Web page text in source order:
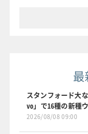
スタンフォード大
vo」で16種の新種
2026/08/08 09:00